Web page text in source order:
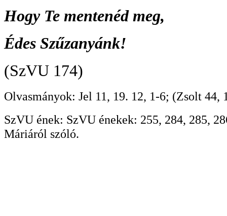
Hogy Te mentenéd meg,
Édes Szűzanyánk!
(SzVU 174)
Olvasmányok: Jel 11, 19. 12, 1-6; (Zsolt
SzVU ének: SzVU énekek: 255, 284, 285,
Máriáról szóló.